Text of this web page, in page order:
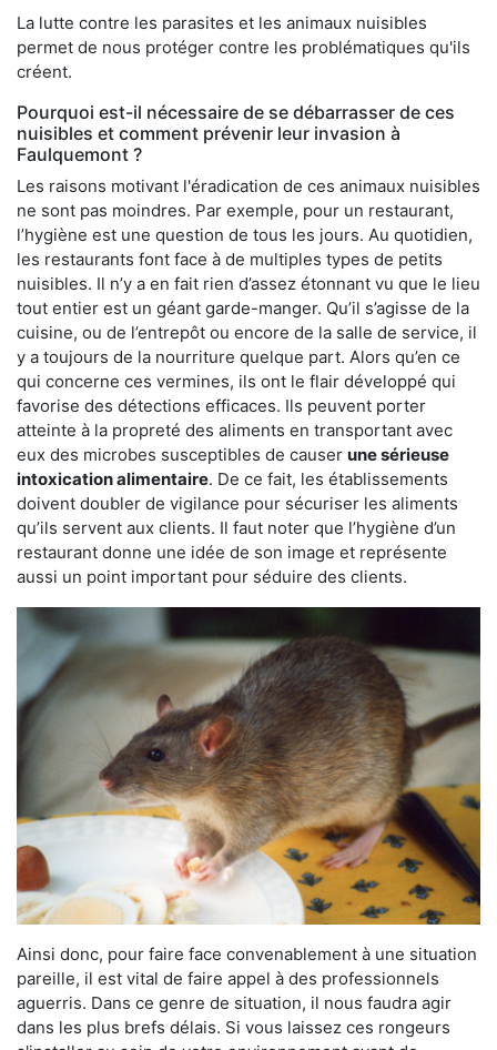
La lutte contre les parasites et les animaux nuisibles
permet de nous protéger contre les problématiques qu'ils
créent.
Pourquoi est-il nécessaire de se débarrasser de ces
nuisibles et comment prévenir leur invasion à
Faulquemont ?
Les raisons motivant l'éradication de ces animaux nuisibles
ne sont pas moindres. Par exemple, pour un restaurant,
l’hygiène est une question de tous les jours. Au quotidien,
les restaurants font face à de multiples types de petits
nuisibles. Il n’y a en fait rien d’assez étonnant vu que le lieu
tout entier est un géant garde-manger. Qu’il s’agisse de la
cuisine, ou de l’entrepôt ou encore de la salle de service, il
y a toujours de la nourriture quelque part. Alors qu’en ce
qui concerne ces vermines, ils ont le flair développé qui
favorise des détections efficaces. Ils peuvent porter
atteinte à la propreté des aliments en transportant avec
eux des microbes susceptibles de causer une sérieuse
intoxication alimentaire. De ce fait, les établissements
doivent doubler de vigilance pour sécuriser les aliments
qu’ils servent aux clients. Il faut noter que l’hygiène d’un
restaurant donne une idée de son image et représente
aussi un point important pour séduire des clients.
Ainsi donc, pour faire face convenablement à une situation
pareille, il est vital de faire appel à des professionnels
aguerris. Dans ce genre de situation, il nous faudra agir
dans les plus brefs délais. Si vous laissez ces rongeurs